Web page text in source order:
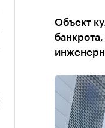
Объект